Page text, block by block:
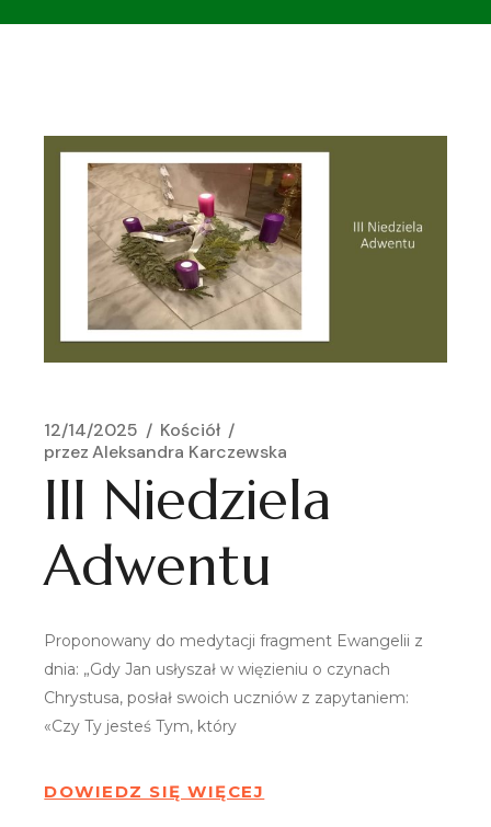
12/14/2025
Kościół
przez Aleksandra Karczewska
III Niedziela
Adwentu
Proponowany do medytacji fragment Ewangelii z
dnia: „Gdy Jan usłyszał w więzieniu o czynach
Chrystusa, posłał swoich uczniów z zapytaniem:
«Czy Ty jesteś Tym, który
DOWIEDZ SIĘ WIĘCEJ